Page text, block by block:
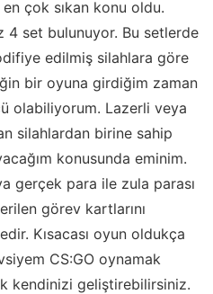
en çok sıkan konu oldu.
4 set bulunuyor. Bu setlerde
edilmiş silahlara göre
bir oyuna girdiğim zaman
olabiliyorum. Lazerli veya
silahlardan birine sahip
konusunda eminim.
gerçek para ile zula parası
görev kartlarını
Kısacası oyun oldukça
CS:GO oynamak
kendinizi geliştirebilirsiniz.